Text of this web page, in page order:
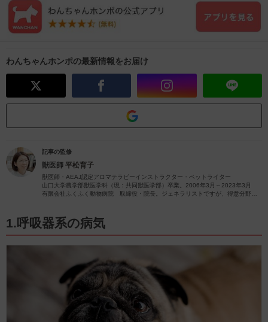
わんちゃんホンポの最新情報をお届け
記事の監修
獣医師 平松育子
獣医師・AEAJ認定アロマテラピーインストラクター・ペットライター
山口大学農学部獣医学科（現：共同獣医学部）卒業。2006年3月～2023年3月
有限会社ふくふく動物病院 取締役・院長。ジェネラリストですが、得意分野は
むアロマに関する情報をお届けします。
1.呼吸器系の病気